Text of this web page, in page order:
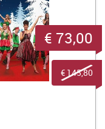
€ 73,00
€ 145,80